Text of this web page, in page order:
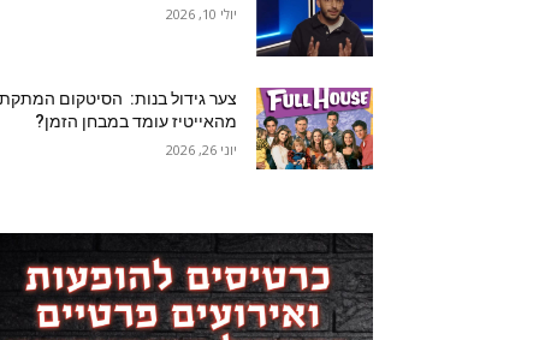
יולי 10, 2026
צער גידול בנות: הסיטקום
מהאייטיז עומד במבחן הזמן?
יוני 26, 2026